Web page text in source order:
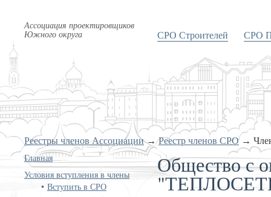
Ассоциация проектировщиков
Южного округа СРО Строителей СРО
Реестры членов Ассоциации→Реестр членов СРО→
Главная
Условия вступления в члены
Вступить в СРО
Общество с